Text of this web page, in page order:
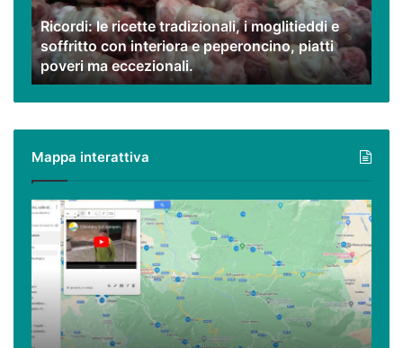
e
soffritto
con
interiora
e
peperoncino,
ma
eccezionali.
Ricordi: le ricette tradizionali, i moglitieddi e
soffritto con interiora e peperoncino, piatti
poveri ma eccezionali.
Mappa interattiva
Cilento,
Vallo
di
Diano
ed
Alburni
(e
dintorni)